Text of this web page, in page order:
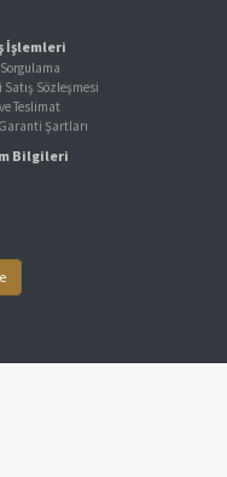
İşlemleri
Satış Sözleşmesi
Teslimat
Şartları
Bilgileri